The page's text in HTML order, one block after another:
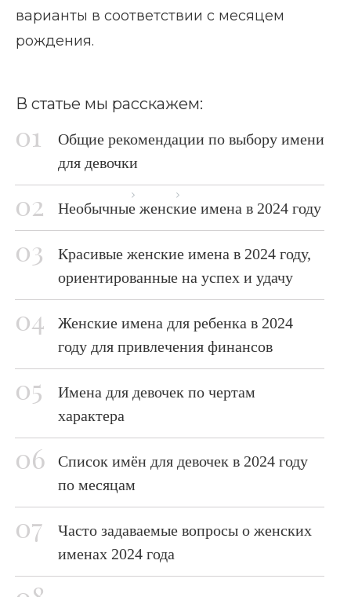
варианты в соответствии с месяцем
рождения.
В статье мы расскажем:
Общие рекомендации по выбору имени
для девочки
Необычные женские имена в 2024 году
Красивые женские имена в 2024 году,
ориентированные на успех и удачу
Женские имена для ребенка в 2024
году для привлечения финансов
Имена для девочек по чертам
характера
Список имён для девочек в 2024 году
по месяцам
Часто задаваемые вопросы о женских
именах 2024 года